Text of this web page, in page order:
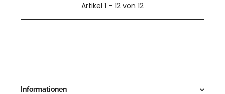
Artikel 1 - 12 von 12
Informationen